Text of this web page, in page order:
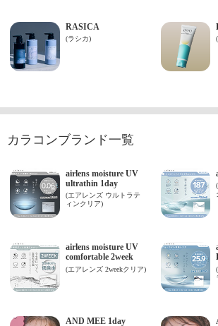
カラコンブランド一覧